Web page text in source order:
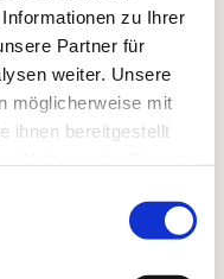
zu Ihrer
Partner für
weiter. Unsere
möglicherweise mit
ihnen bereitgestellt